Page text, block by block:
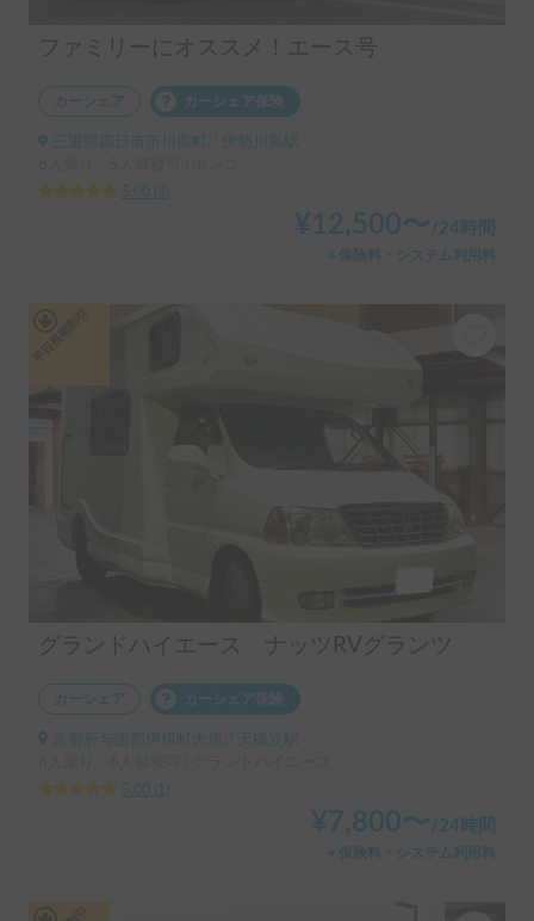
ファミリーにオススメ！エース号
カーシェア カーシェア保険
三重県四日市市川島町, ' 伊勢川島駅
5.00
3
¥ 12,500〜/24時間
＋保険料・システム利用料
グランドハイエース ナッツRVグランツ
カーシェア カーシェア保険
京都府与謝郡伊根町大原, ' 天橋立駅
5.00
¥ 7,800〜 /24時間
＋保険料・システム利用料